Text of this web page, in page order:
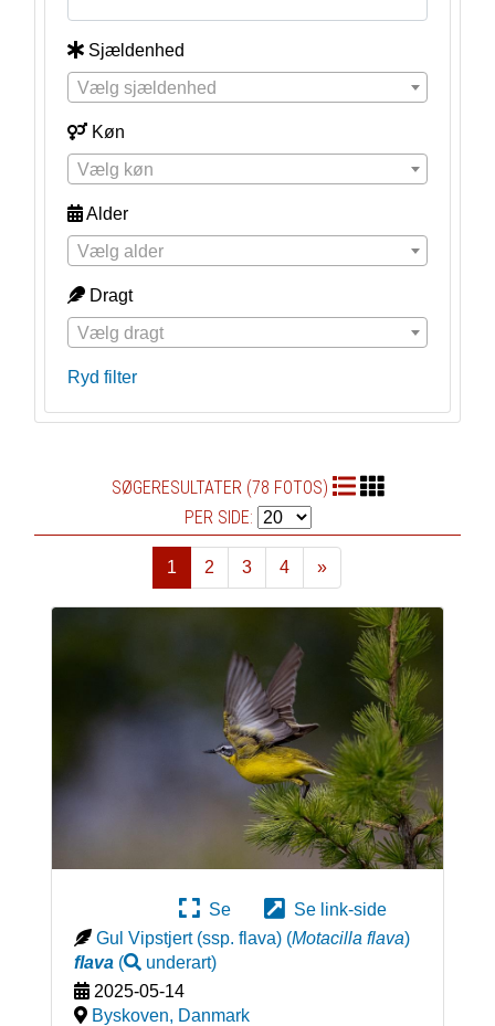
Sjældenhed
Vælg sjældenhed
Køn
Vælg køn
Alder
Vælg alder
Dragt
Vælg dragt
Ryd filter
SØGERESULTATER (78 FOTOS)
PER SIDE:
1 2 3 4
»
Næste
Se
Se link-side
Gul Vipstjert (ssp. flava) (Motacilla flava)
flava( underart)
2025-05-14
Byskoven, Danmark